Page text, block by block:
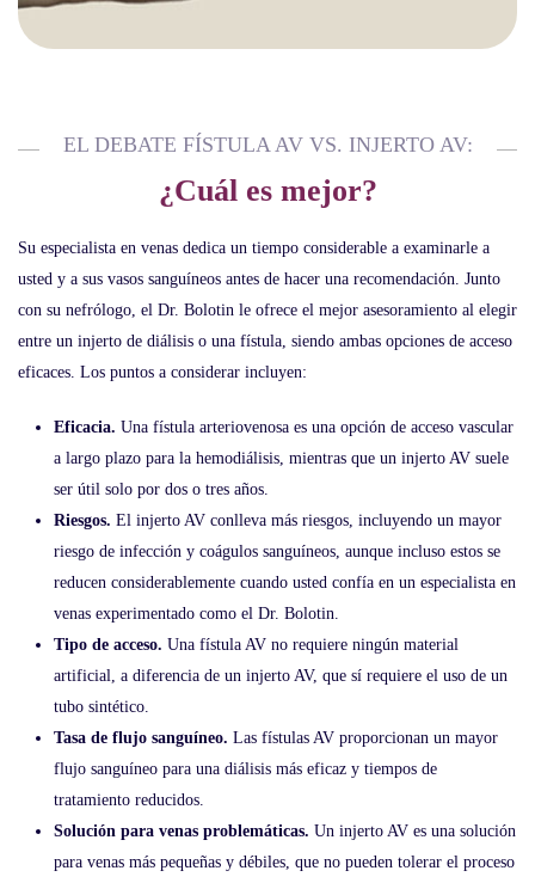
EL DEBATE FÍSTULA AV VS. INJERTO AV:
¿Cuál es mejor?
Su especialista en venas dedica un tiempo considerable a examinarle a
usted y a sus vasos sanguíneos antes de hacer una recomendación. Junto
con su nefrólogo, el Dr. Bolotin le ofrece el mejor asesoramiento al elegir
entre un injerto de diálisis o una fístula, siendo ambas opciones de acceso
eficaces. Los puntos a considerar incluyen:
Eficacia. Una fístula arteriovenosa es una opción de acceso vascular
a largo plazo para la hemodiálisis, mientras que un injerto AV suele
ser útil solo por dos o tres años.
Riesgos. El injerto AV conlleva más riesgos, incluyendo un mayor
riesgo de infección y coágulos sanguíneos, aunque incluso estos se
reducen considerablemente cuando usted confía en un especialista en
venas experimentado como el Dr. Bolotin.
Tipo de acceso. Una fístula AV no requiere ningún material
artificial, a diferencia de un injerto AV, que sí requiere el uso de un
tubo sintético.
Tasa de flujo sanguíneo. Las fístulas AV proporcionan un mayor
flujo sanguíneo para una diálisis más eficaz y tiempos de
tratamiento reducidos.
Solución para venas problemáticas. Un injerto AV es una solución
para venas más pequeñas y débiles, que no pueden tolerar el proceso